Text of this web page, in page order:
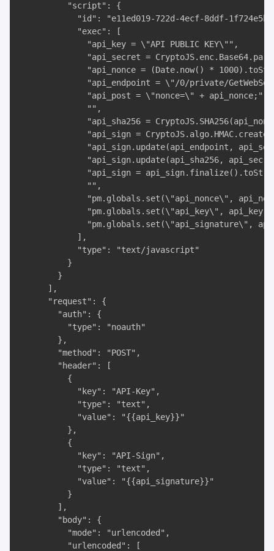
          "script": {
"id": "e11ed019-722d-4ecf-8ddf-
            "exec": [
              "api_key = \"API PUBLIC KEY\"",
"api_secret =
"api_nonce = (Date.now() *
"api_endpoint = \"/0/private/
              "api_post = \"nonce=\" + api_nonce;",
              "",
"api_sha256 =
"api_sign =
"api_sign.update(api_endpoint,
"api_sign.update(api_sha256,
"api_sign =
              "",
"pm.globals.set(\"api_nonce\",
"pm.globals.set(\"api_key\",
"pm.globals.set(\"api_signature\",
            ],
            "type": "text/javascript"
          }
        }
      ],
      "request": {
        "auth": {
          "type": "noauth"
        },
        "method": "POST",
        "header": [
          {
            "key": "API-Key",
            "type": "text",
            "value": "{{api_key}}"
          },
          {
            "key": "API-Sign",
            "type": "text",
            "value": "{{api_signature}}"
          }
        ],
        "body": {
          "mode": "urlencoded",
          "urlencoded": [